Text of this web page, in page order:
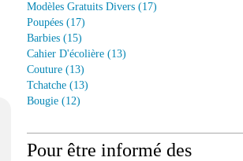
Modèles Gratuits Divers (17)
Poupées (17)
Barbies (15)
Cahier D'écolière (13)
Couture (13)
Tchatche (13)
Bougie (12)
Pour être informé des